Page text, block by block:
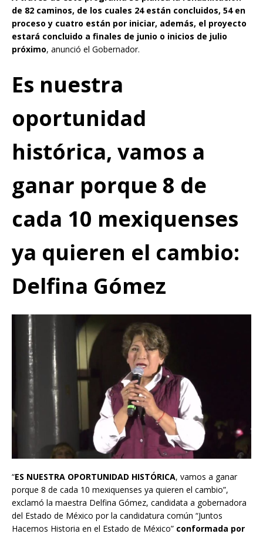
de 82 caminos, de los cuales 24 están concluidos, 54 en
proceso y cuatro están por iniciar, además, el proyecto
estará concluido a finales de junio o inicios de julio
próximo, anunció el Gobernador.
Es nuestra
oportunidad
histórica, vamos a
ganar porque 8 de
cada 10 mexiquenses
ya quieren el cambio:
Delfina Gómez
“ES NUESTRA OPORTUNIDAD HISTÓRICA, vamos a ganar
porque 8 de cada 10 mexiquenses ya quieren el cambio”,
exclamó la maestra Delfina Gómez, candidata a gobernadora
del Estado de México por la candidatura común “Juntos
Hacemos Historia en el Estado de México” conformada por